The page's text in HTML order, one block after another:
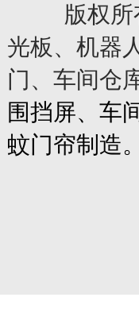
版权所
光板、机器
门、车间仓
围挡屏、车
蚊门帘制造